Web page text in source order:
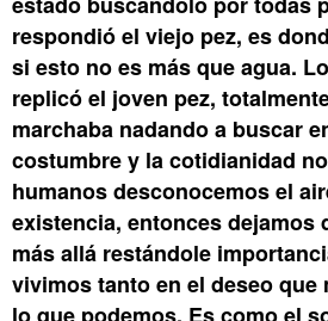
respondió el viejo pez, es
si esto no es más que agua.
replicó el joven pez,
marchaba nadando a buscar
costumbre y la cotidianidad
humanos desconocemos el
existencia, entonces dejamos
más allá restándole
vivimos tanto en el deseo